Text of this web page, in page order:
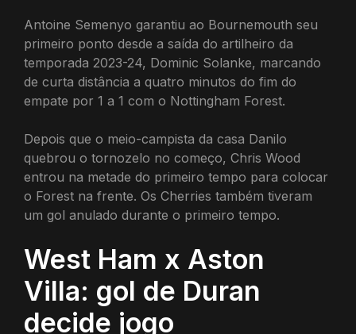
Antoine Semenyo garantiu ao Bournemouth seu
primeiro ponto desde a saída do artilheiro da
temporada 2023-24, Dominic Solanke, marcando
de curta distância a quatro minutos do fim do
empate por 1 a 1 com o Nottingham Forest.
Depois que o meio-campista da casa Danilo
quebrou o tornozelo no começo, Chris Wood
entrou na metade do primeiro tempo para colocar
o Forest na frente. Os Cherries também tiveram
um gol anulado durante o primeiro tempo.
West Ham x Aston
Villa: gol de Duran
decide jogo